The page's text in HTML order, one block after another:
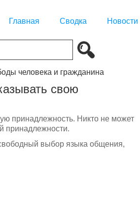
Главная Сводка Новости
человека и гражданина
свою
принадлежность. Никто не может
принадлежности.
выбор языка общения,